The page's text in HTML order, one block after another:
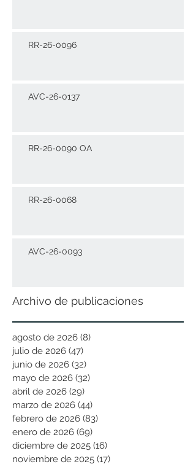
RR-26-0096
AVC-26-0137
RR-26-0090 OA
RR-26-0068
AVC-26-0093
Archivo de publicaciones
agosto de 2026 (8)
julio de 2026 (47)
junio de 2026 (32)
mayo de 2026 (32)
abril de 2026 (29)
marzo de 2026 (44)
febrero de 2026 (83)
enero de 2026 (69)
diciembre de 2025 (16)
noviembre de 2025 (17)